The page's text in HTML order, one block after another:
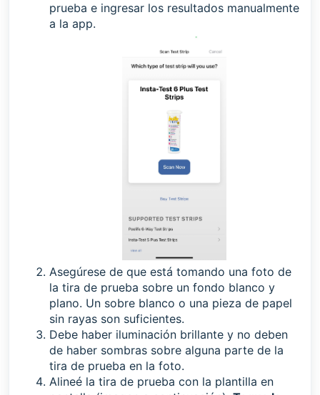
prueba e ingresar los resultados manualmente
a la app.
Asegúrese de que está tomando una foto de
la tira de prueba sobre un fondo blanco y
plano. Un sobre blanco o una pieza de papel
sin rayas son suficientes.
Debe haber iluminación brillante y no deben
de haber sombras sobre alguna parte de la
tira de prueba en la foto.
Alineé la tira de prueba con la plantilla en